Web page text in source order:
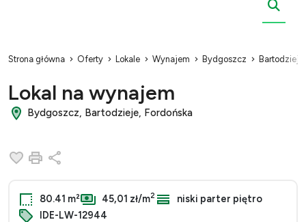
Strona główna Oferty Lokale Wynajem Bydgoszcz Bartodzieje
Lokal na wynajem
Bydgoszcz, Bartodzieje, Fordońska
Dodaj do ulubionych
Drukuj
80.41 m² 45,01 zł/m2
niski parter piętro
IDE-LW-12944